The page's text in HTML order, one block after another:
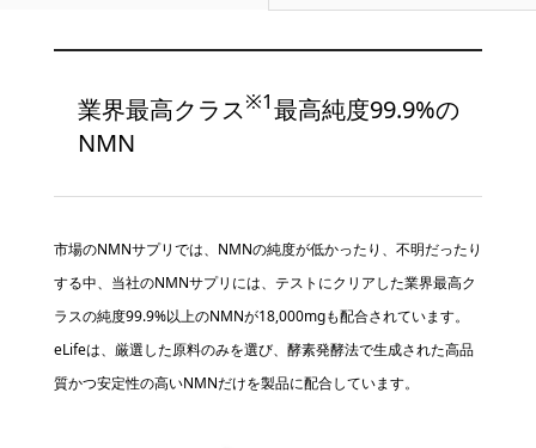
業界最高クラス※1最高純度99.9%の
NMN
市場のNMNサプリでは、NMNの純度が低かったり、不明だったり
する中、当社のNMNサプリには、テストにクリアした業界最高ク
ラスの純度99.9%以上のNMNが18,000mgも配合されています。
eLifeは、厳選した原料のみを選び、酵素発酵法で生成された高品
質かつ安定性の高いNMNだけを製品に配合しています。